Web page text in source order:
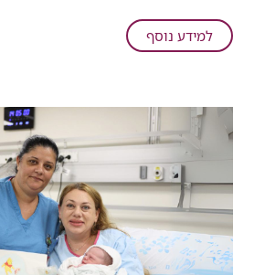
מכירת למידע נוסףעל
צוות
האכיפה
לשקול
את
מכירת
גז